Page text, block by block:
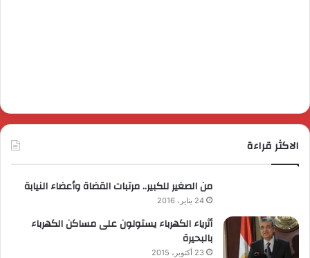
الاكثر قراءة
من الصغير للكبير.. مرتبات القضاة وأعضاء النيابة
24 يناير، 2016
أثرياء الكهرباء يستولون على مساكن الكهرباء
بالبحيرة
23 أكتوبر، 2015